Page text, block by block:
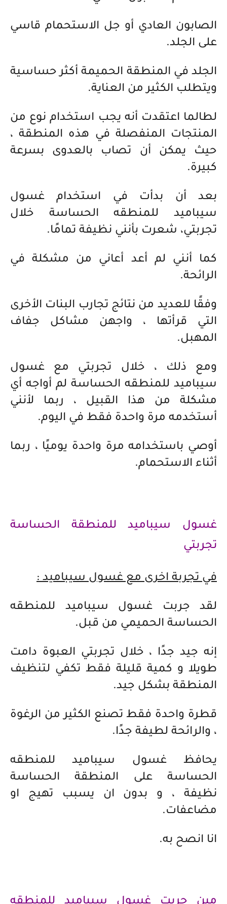
الصابون العادي أو جل الاستحمام قاسي
على الجلد.
الجلد في المنطقة الحميمة أكثر حساسية
ويتطلب الكثير من العناية.
لطالما اعتقدت أنه يجب استخدام نوع من
المنتجات المنفصلة في هذه المنطقة ،
حيث يمكن أن تصاب بالعدوى بسرعة
كبيرة.
بعد أن بدأت في استخدام غسول
سيباميد للمنطقه الحساسة خلال
تجربتي، شعرت بأنني نظيفة تمامًا.
كما أنني لم أعد أعاني من مشكلة في
الرائحة.
وفقًا للعديد من نتائج تجارب البنات الأخرى
التي قرأتها ، واجهن مشاكل جفاف
المهبل.
ومع ذلك ، خلال تجربتي مع غسول
سيباميد للمنطقه الحساسة لم أواجه أي
مشكلة من هذا القبيل ، ربما لأنني
أستخدمه مرة واحدة فقط في اليوم.
أوصي باستخدامه مرة واحدة يوميًا ، ربما
أثناء الاستحمام.
غسول سيباميد للمنطقة الحساسة
تجربتي
في تجربة اخرى مع غسول سيباميد :
لقد جربت غسول سيباميد للمنطقه
الحساسة الحميمي من قبل.
إنه جيد جدًا ، خلال تجربتي العبوة دامت
طويلا و كمية قليلة فقط تكفي لتنظيف
المنطقة بشكل جيد.
قطرة واحدة فقط تصنع الكثير من الرغوة
، والرائحة لطيفة جدًا.
يحافظ غسول سيباميد للمنطقه
الحساسة على المنطقة الحساسة
نظيفة ، و بدون ان يسبب تهيج او
مضاعفات.
انا انصح به.